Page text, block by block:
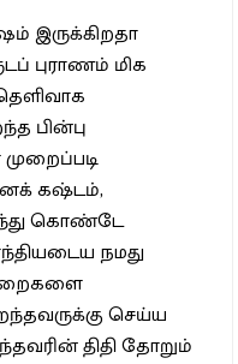
இருக்கிறதா
புராணம் மிக
பின்பு
கஷ்டம்,
கொண்டே
நமது
செய்ய
திதி தோறும்